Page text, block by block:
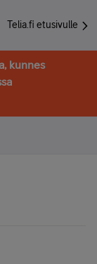
Telia.fi etusivulle
kunnes